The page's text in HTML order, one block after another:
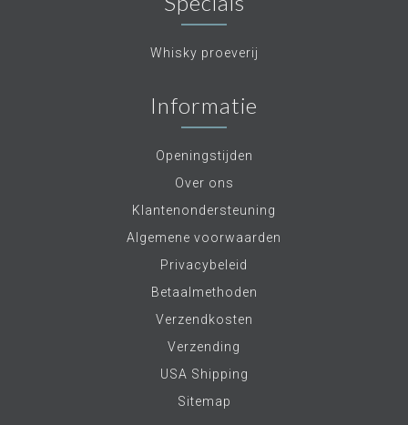
Whisky proeverij
Informatie
Openingstijden
Over ons
Klantenondersteuning
Algemene voorwaarden
Privacybeleid
Betaalmethoden
Verzendkosten
Verzending
USA Shipping
Sitemap